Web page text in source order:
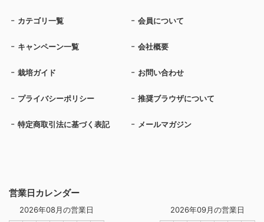
営業日カレンダー
2026年08月の営業日 2026年09月の営業日
カテゴリ一覧 会員について
キャンペーン一覧 会社概要
栽培ガイド お問い合わせ
プライバシーポリシー 推奨ブラウザについて
特定商取引法に基づく表記 メールマガジン